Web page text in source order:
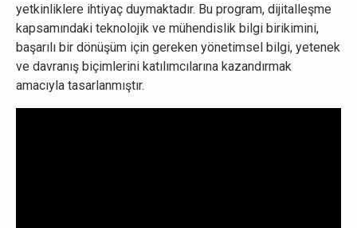
yetkinliklere ihtiyaç duymaktadır. Bu program, dijitalleşme
kapsamındaki teknolojik ve mühendislik bilgi birikimini,
başarılı bir dönüşüm için gereken yönetimsel bilgi, yetenek
ve davranış biçimlerini katılımcılarına kazandırmak
amacıyla tasarlanmıştır.